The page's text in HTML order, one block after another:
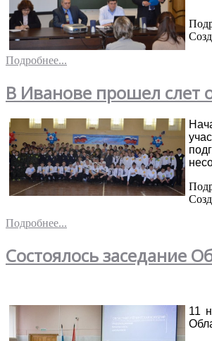
Подробнее...
В Иванове прошел слет
Подробнее...
Состоялось заседание
11